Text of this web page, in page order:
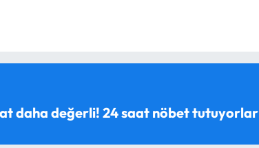
daha değerli! 24 saat nöbet tutuyorlar